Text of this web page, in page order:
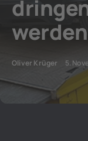
werden
Oliver Krüger 5.